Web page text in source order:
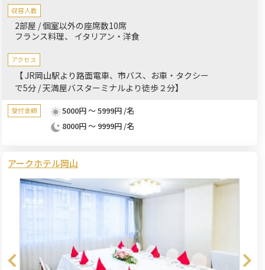
ティ。家族やご友人など大切な人と楽しいひと時をご提供いたし
ます。
収容人数
2部屋 / 個室以外の座席数10席
フランス料理
イタリアン・洋食
アクセス
【 JR岡山駅より路面電車、市バス、お車・タクシー
で5分 / 天満屋バスターミナルより徒歩２分】
受付金額
5000円 ～ 5999円 /名
8000円 ～ 9999円 /名
アークホテル岡山